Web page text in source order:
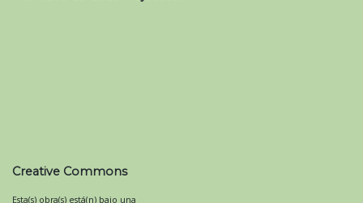
Creative Commons
Esta(s) obra(s) está(n) bajo una